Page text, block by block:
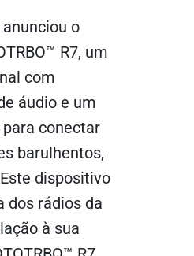
o
R7, um
com
áudio e um
conectar
barulhentos,
dispositivo
dos rádios da
à sua